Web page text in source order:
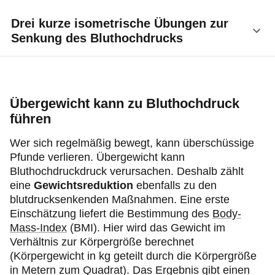
Drei kurze isometrische Übungen zur
Senkung des Bluthochdrucks
Tagenbeispielsweise folgende Übungen.
Sie den Ball in der Hand für zwei Minuten
(einarmig oder mit beiden Armen im Wechsel),
und spannen Sie den Arm an. Pausieren Sie für
zwei bis drei Minuten, wiederholen Sie diese
Übung viermal.
Beinübungen an der Wand (Wandsitzen)
Lehnen Sie sich mit dem Rücken an eine Wand,
und stellen Sie Ihre Beine hüftbreit auf, etwas
von der Wand entfernt. Gleiten Sie nun an der
Übergewicht kann zu Bluthochdruck
führen
Wer sich regelmäßig bewegt, kann überschüssige
Pfunde verlieren. Übergewicht kann
Bluthochdruckdruck verursachen. Deshalb zählt
eine Gewichtsreduktion ebenfalls zu den
blutdrucksenkenden Maßnahmen. Eine erste
Einschätzung liefert die Bestimmung des Body-
Mass-Index (BMI). Hier wird das Gewicht im
Verhältnis zur Körpergröße berechnet
(Körpergewicht in kg geteilt durch die Körpergröße
in Metern zum Quadrat). Das Ergebnis gibt einen